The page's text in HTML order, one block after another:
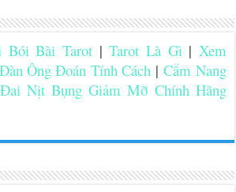
Bài Tarot |Tarot Là Gì| Xem
Ông Đoán Tính Cách |Cẩm Nang
Đai Nịt Bụng Giảm Mỡ Chính Hãng